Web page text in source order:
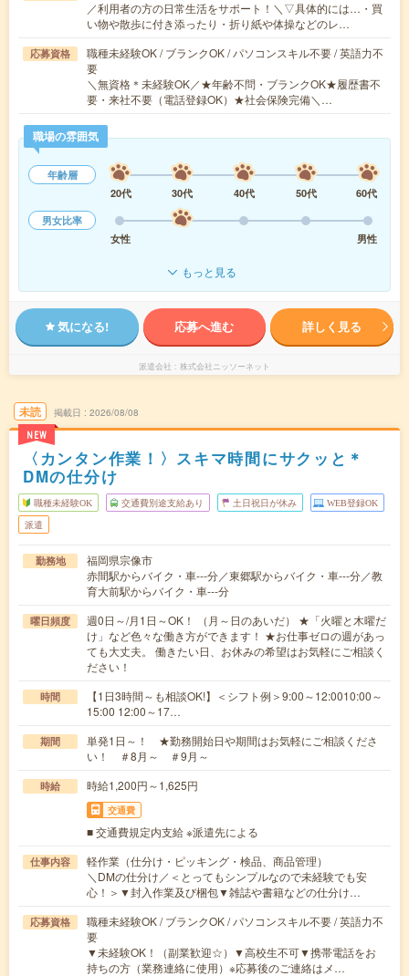
／利用者の方の日常生活をサポート！＼▽具体的には…・買
い物や散歩に付き添ったり・折り紙や体操などのレ…
応募資格
職種未経験OK / ブランクOK / パソコンスキル不要 / 英語力不
要
＼無資格＊未経験OK／★年齢不問・ブランクOK★履歴書不
要・来社不要（電話登録OK）★社会保険完備＼…
職場の雰囲気
年齢層
20代
30代 40代 50代
60代
男女比率
女性
男性
もっと見る
気になる! 応募へ進む 詳しく見る
派遣会社 株式会社ニッソーネット
未読
NEW
掲載日 2026/08/08
〈カンタン作業！〉スキマ時間にサクッと＊
DMの仕分け
職種未経験OK 交通費別途支給あり 土日祝日が休み WEB登録OK
派遣
勤務地
福岡県宗像市
赤間駅からバイク・車---分／東郷駅からバイク・車---分／教
育大前駅からバイク・車---分
曜日頻度
週0日～/月1日～OK！ （月～日のあいだ） ★「火曜と木曜だ
け」など色々な働き方ができます！ ★お仕事ゼロの週があっ
ても大丈夫。 働きたい日、お休みの希望はお気軽にご相談く
ださい！
時間
【1日3時間～も相談OK!】＜シフト例＞9:00～12:0010:00～
15:00 12:00～17…
期間
単発1日～！ ★勤務開始日や期間はお気軽にご相談くださ
い！ ＃8月～ ＃9月～
時給 時給1,200円～1,625円
交通費
■ 交通費規定内支給 ※派遣先による
仕事内容
軽作業（仕分け・ピッキング・検品、商品管理）
＼DMの仕分け／＜とってもシンプルなので未経験でも安
心！＞▼封入作業及び梱包▼雑誌や書籍などの仕分け…
応募資格
職種未経験OK / ブランクOK / パソコンスキル不要 / 英語力不
要
▼未経験OK！（副業歓迎☆）▼高校生不可▼携帯電話をお
持ちの方（業務連絡に使用）※応募後のご連絡はメ…